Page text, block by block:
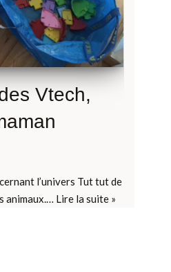
Vtech,
l’univers Tut tut de
animaux.… Lire la suite »